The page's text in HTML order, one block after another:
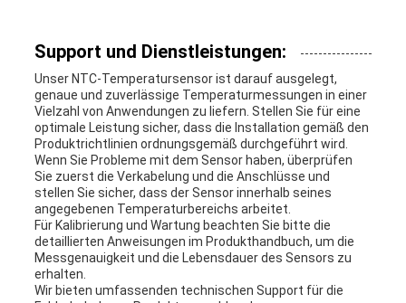
Support und Dienstleistungen:
Unser NTC-Temperatursensor ist darauf ausgelegt,
genaue und zuverlässige Temperaturmessungen in einer
Vielzahl von Anwendungen zu liefern. Stellen Sie für eine
optimale Leistung sicher, dass die Installation gemäß den
Produktrichtlinien ordnungsgemäß durchgeführt wird.
Wenn Sie Probleme mit dem Sensor haben, überprüfen
Sie zuerst die Verkabelung und die Anschlüsse und
stellen Sie sicher, dass der Sensor innerhalb seines
angegebenen Temperaturbereichs arbeitet.
Für Kalibrierung und Wartung beachten Sie bitte die
detaillierten Anweisungen im Produkthandbuch, um die
Messgenauigkeit und die Lebensdauer des Sensors zu
erhalten.
Wir bieten umfassenden technischen Support für die